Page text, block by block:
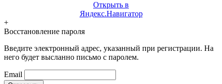
Открыть в
Яндекс.Навигатор
+
Восстановление пароля
Введите электронный адрес, указанный при регистрации. На
него будет высланно письмо с паролем.
Email